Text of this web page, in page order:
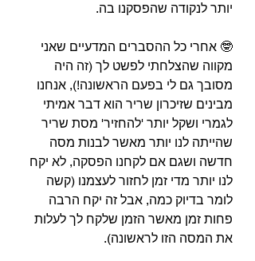
יותר לנקודה שהפסקנו בה.⁣
🤓 אחרי כל ההסברים המדעיים שאני
מקווה שהצלחתי לפשט לך (זה היה
מסובך גם לי בפעם הראשונה!), אנחנו
מבינים שזיכרון שריר הוא דבר אמיתי
לגמרי ושקל יותר 'להחזיר' מסת שריר
שהייתה לנו יותר מאשר לבנות מסה
חדשה ושגם אם לקחנו הפסקה, לא יקח
לנו יותר מדי זמן לחזור לעצמנו (קשה
לומר בדיוק כמה, אבל זה יקח הרבה
פחות זמן מאשר הזמן שלקח לך לעלות
את המסה הזו לראשונה).⁣